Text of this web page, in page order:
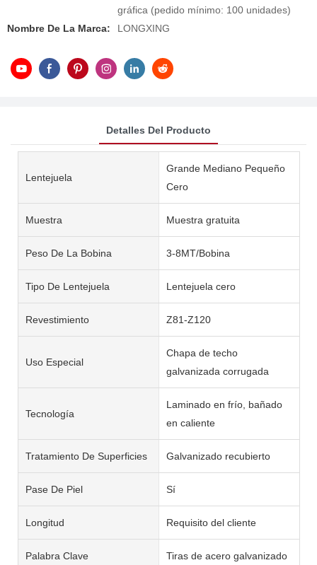
gráfica (pedido mínimo: 100 unidades)
Nombre De La Marca:
LONGXING
Detalles Del Producto
Lentejuela
Grande Mediano Pequeño
Cero
Muestra Muestra gratuita
Peso De La Bobina 3-8MT/Bobina
Tipo De Lentejuela Lentejuela cero
Revestimiento Z81-Z120
Uso Especial
Chapa de techo
galvanizada corrugada
Tecnología
Laminado en frío, bañado
en caliente
Tratamiento De Superficies Galvanizado recubierto
Pase De Piel Sí
Longitud Requisito del cliente
Palabra Clave Tiras de acero galvanizado